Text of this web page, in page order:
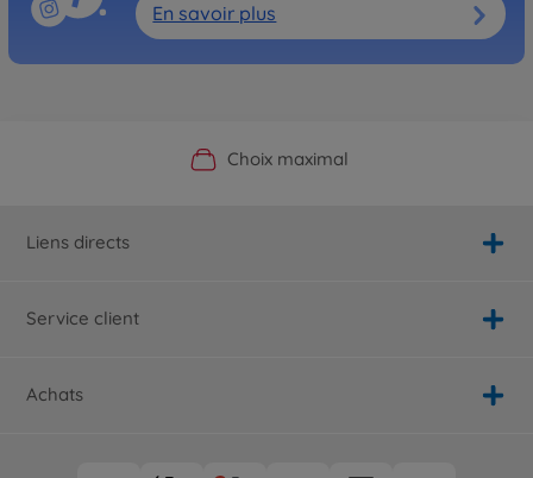
En savoir plus
Boutique officielle du fabricant
Choix maximal
Service personnalisé
Livraison rapide
Liens directs
Service client
Achats